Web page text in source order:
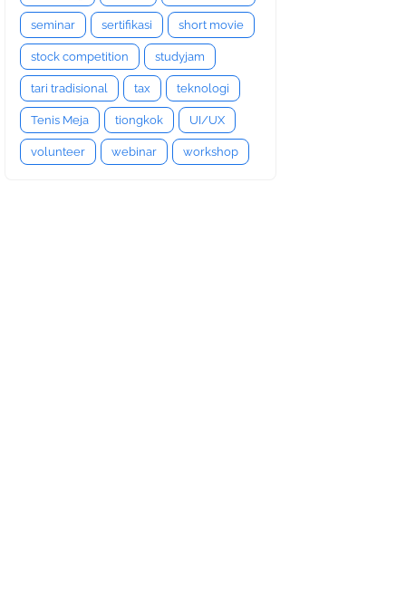
seminar sertifikasi short movie
stock competition studyjam
tari tradisional tax teknologi
Tenis Meja tiongkok UI/UX
volunteer webinar workshop